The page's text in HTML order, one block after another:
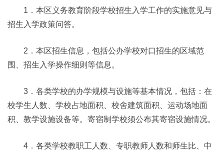
1．本区义务教育阶段学校招生入学工作的实施意见与
招生入学政策问答。
2．本区招生信息，包括公办学校对口招生的区域范
围、招生入学操作细则等信息。
3．各类学校的办学规模与设施等基本情况，包括：在
校学生人数、学校占地面积、校舍建筑面积、运动场地面
积、教学设施设备等。寄宿制学校须公布其寄宿设施情况。
4．各类学校教职工人数、专职教师人数和师生比、中